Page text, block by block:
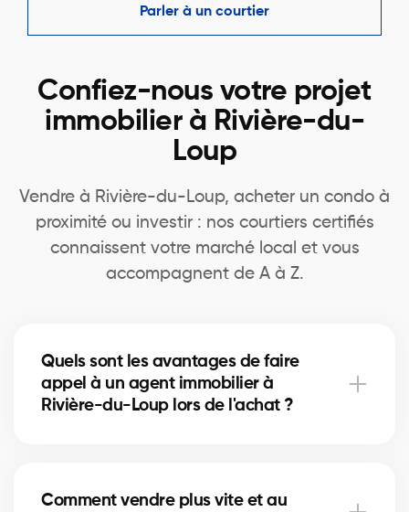
Parler à un courtier
Confiez-nous votre projet
immobilier à Rivière-du-
Loup
Vendre à Rivière-du-Loup, acheter un condo à
proximité ou investir : nos courtiers certifiés
connaissent votre marché local et vous
accompagnent de A à Z.
Quels sont les avantages de faire
appel à un agent immobilier à
Rivière-du-Loup lors de l'achat ?
Comment vendre plus vite et au